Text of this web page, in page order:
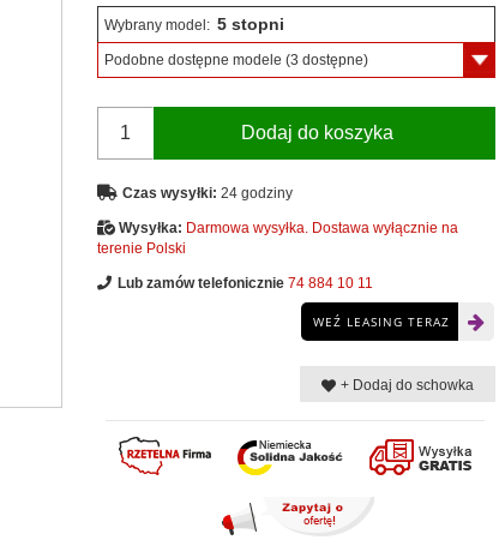
Wybrany model: 5 stopni
Podobne dostępne modele (3 dostępne)
Dodaj do koszyka
Czas wysyłki: 24 godziny
Wysyłka: Darmowa wysyłka. Dostawa wyłącznie na
terenie Polski
Lub zamów telefonicznie 74 884 10 11
WEŹ LEASING TERAZ
+ Dodaj do schowka